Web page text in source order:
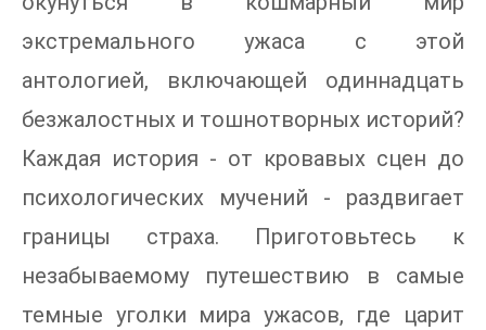
экстремального ужаса с этой
антологией, включающей одиннадцать
безжалостных и тошнотворных историй?
Каждая история - от кровавых сцен до
психологических мучений - раздвигает
границы страха. Приготовьтесь к
незабываемому путешествию в самые
темные уголки мира ужасов, где царит